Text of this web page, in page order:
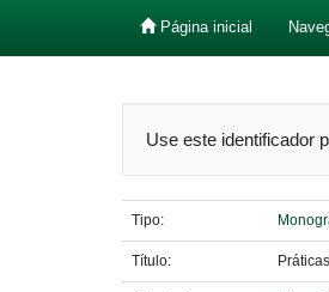
Página inicial
Use este identificador
Tipo:
Título: